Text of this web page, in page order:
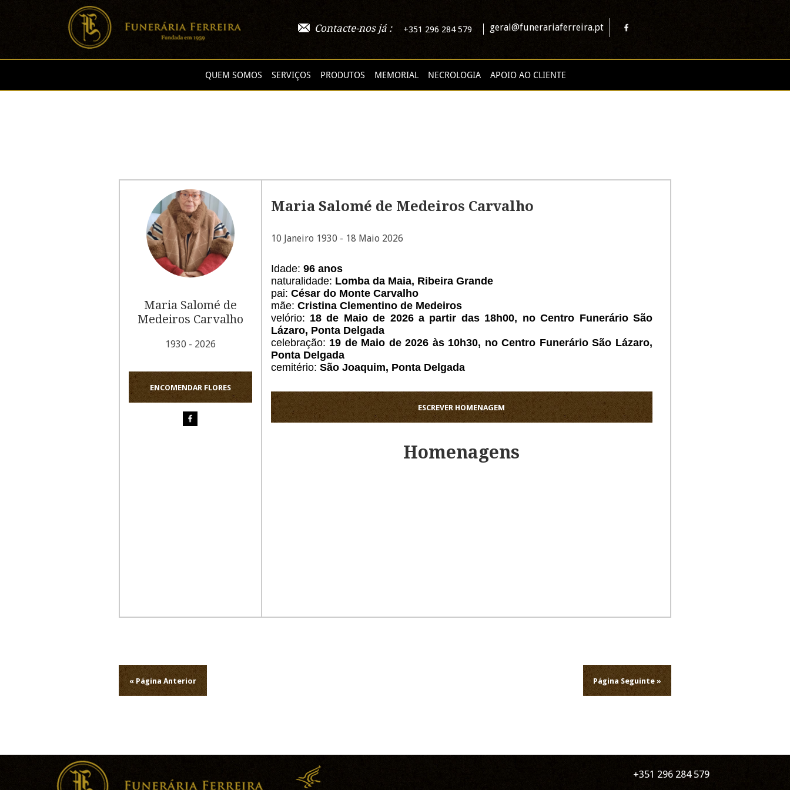
Contacte-nos já : +351 296 284 579 geral@funerariaferreira.pt
QUEM SOMOS SERVIÇOS PRODUTOS MEMORIAL NECROLOGIA APOIO AO CLIENTE
Maria Salomé de
Medeiros Carvalho
1930 - 2026
ENCOMENDAR FLORES
Maria Salomé de Medeiros Carvalho
10 Janeiro 1930 - 18 Maio 2026
Idade: 96 anos
naturalidade: Lomba da Maia, Ribeira Grande
pai: César do Monte Carvalho
mãe: Cristina Clementino de Medeiros
velório: 18 de Maio de 2026 a partir das 18h00, no Centro Funerário São
Lázaro, Ponta Delgada
celebração: 19 de Maio de 2026 às 10h30, no Centro Funerário São Lázaro,
Ponta Delgada
cemitério: São Joaquim, Ponta Delgada
ESCREVER HOMENAGEM
Homenagens
de
artigos
Página Seguinte »
« Página Anterior
+351 296 284 579